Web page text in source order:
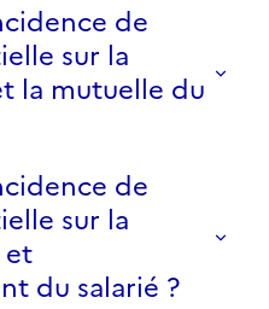
de
sur la
la mutuelle du
de
sur la
du salarié ?